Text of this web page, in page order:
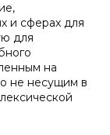
и сферах для
для
на
не несущим в